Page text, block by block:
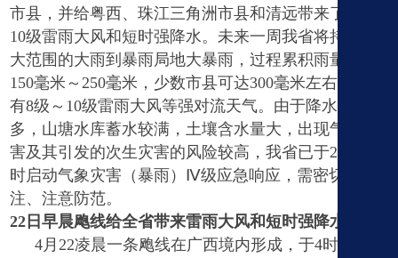
市县，并给粤西、珠江三角洲市县和清远带来了
10级雷雨大风和短时强降水。未来一周我省将持续有
大范围的大雨到暴雨局地大暴雨，过程累积雨量可达
150毫米～250毫米，少数市县可达300毫米左右，并伴
有8级～ 10级雷雨大风等强对流天气。由于降水异常偏
多，山塘水库蓄水较满，土壤含水量大，出现气象灾
害及其引发的次生灾害的风险较高，我省已于22
时启动气象灾害（暴雨）Ⅳ级应急响应，需密切关
注、注意防范。
22 日早晨飑线给全省带来雷雨大风和短时强降水
4月22凌晨一条飑线在广西境内形成，于4时移入我